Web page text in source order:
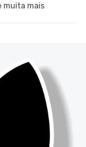
muita mais